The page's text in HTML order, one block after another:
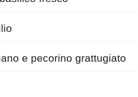
e pecorino grattugiato